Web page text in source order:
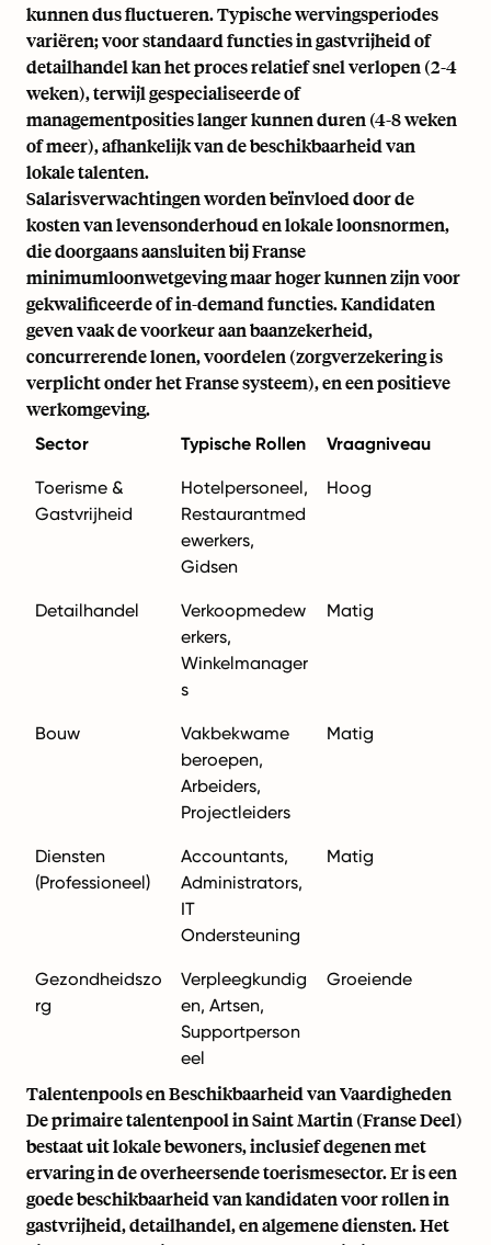
kunnen dus fluctueren. Typische wervingsperiodes
variëren; voor standaard functies in gastvrijheid of
detailhandel kan het proces relatief snel verlopen (2-4
weken), terwijl gespecialiseerde of
managementposities langer kunnen duren (4-8 weken
of meer), afhankelijk van de beschikbaarheid van
lokale talenten.
Salarisverwachtingen worden beïnvloed door de
kosten van levensonderhoud en lokale loonsnormen,
die doorgaans aansluiten bij Franse
minimumloonwetgeving maar hoger kunnen zijn voor
gekwalificeerde of in-demand functies. Kandidaten
geven vaak de voorkeur aan baanzekerheid,
concurrerende lonen, voordelen (zorgverzekering is
verplicht onder het Franse systeem), en een positieve
werkomgeving.
Sector Typische Rollen Vraagniveau
Toerisme &
Gastvrijheid
Hotelpersoneel,
Restaurantmed
ewerkers,
Gidsen
Hoog
Detailhandel
Verkoopmedew
erkers,
Winkelmanager
s
Matig
Bouw
Vakbekwame
beroepen,
Arbeiders,
Projectleiders
Matig
Diensten
(Professioneel)
Accountants,
Administrators,
IT
Ondersteuning
Matig
Gezondheidszo
rg
Verpleegkundig
en, Artsen,
Supportperson
eel
Groeiende
Talentenpools en Beschikbaarheid van Vaardigheden
De primaire talentenpool in Saint Martin (Franse Deel)
bestaat uit lokale bewoners, inclusief degenen met
ervaring in de overheersende toerismesector. Er is een
goede beschikbaarheid van kandidaten voor rollen in
gastvrijheid, detailhandel, en algemene diensten. Het